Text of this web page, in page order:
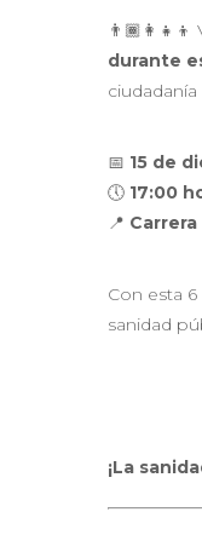
durante
ciudadanía
📅 15 de
🕔 17:00
📍 Carrera
Con esta
sanidad
¡La